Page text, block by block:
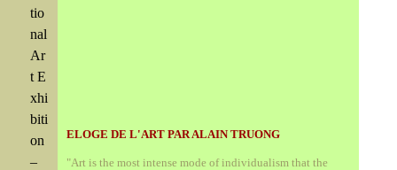
tio
nal
Ar
t E
xhi
biti
on
–
ELOGE DE L'ART PAR ALAIN TRUONG
"Art is the most intense mode of individualism that the